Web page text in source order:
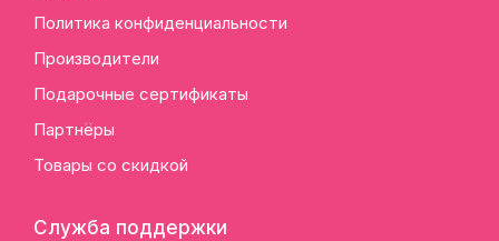
Политика конфиденциальности
Производители
Подарочные сертификаты
Партнёры
Товары со скидкой
Служба поддержки